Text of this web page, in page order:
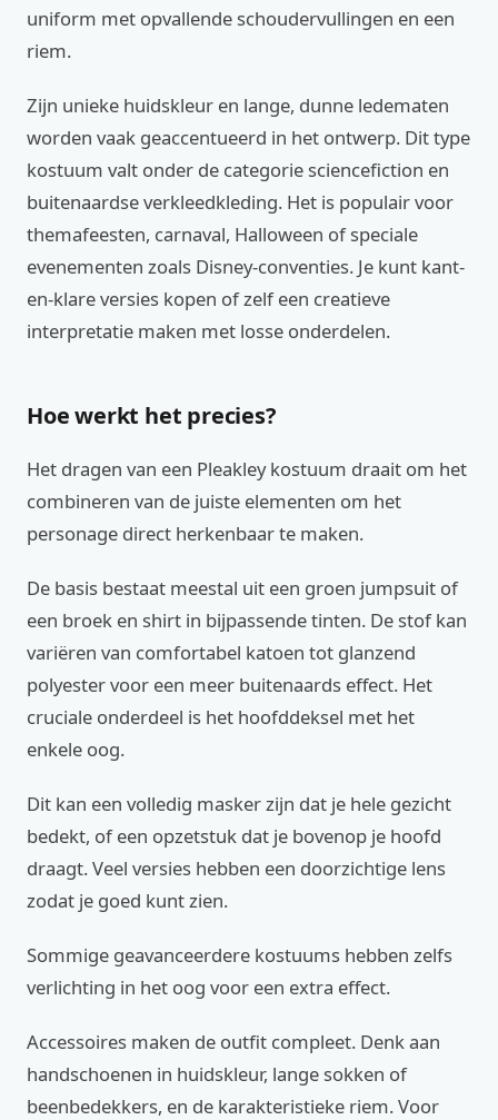
uniform met opvallende schoudervullingen en een
riem.
Zijn unieke huidskleur en lange, dunne ledematen
worden vaak geaccentueerd in het ontwerp. Dit type
kostuum valt onder de categorie sciencefiction en
buitenaardse verkleedkleding. Het is populair voor
themafeesten, carnaval, Halloween of speciale
evenementen zoals Disney-conventies. Je kunt kant-
en-klare versies kopen of zelf een creatieve
interpretatie maken met losse onderdelen.
Hoe werkt het precies?
Het dragen van een Pleakley kostuum draait om het
combineren van de juiste elementen om het
personage direct herkenbaar te maken.
De basis bestaat meestal uit een groen jumpsuit of
een broek en shirt in bijpassende tinten. De stof kan
variëren van comfortabel katoen tot glanzend
polyester voor een meer buitenaards effect. Het
cruciale onderdeel is het hoofddeksel met het
enkele oog.
Dit kan een volledig masker zijn dat je hele gezicht
bedekt, of een opzetstuk dat je bovenop je hoofd
draagt. Veel versies hebben een doorzichtige lens
zodat je goed kunt zien.
Sommige geavanceerdere kostuums hebben zelfs
verlichting in het oog voor een extra effect.
Accessoires maken de outfit compleet. Denk aan
handschoenen in huidskleur, lange sokken of
beenbedekkers, en de karakteristieke riem. Voor